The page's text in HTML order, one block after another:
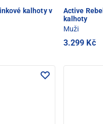
kalhoty v
Active Rebel
kalhoty
Muži
3.299 Kč